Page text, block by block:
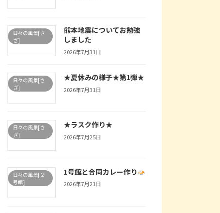
日々の風景[さ
ざ]
熊本地震についてお勉強
しました
2026年7月31日
日々の風景[さ
ざ]
★夏休みの様子★第1弾★
2026年7月31日
日々の風景[さ
ざ]
★ラスク作り★
2026年7月25日
日々の風景[２
号館]
1号館と合同カレー作り
2026年7月21日